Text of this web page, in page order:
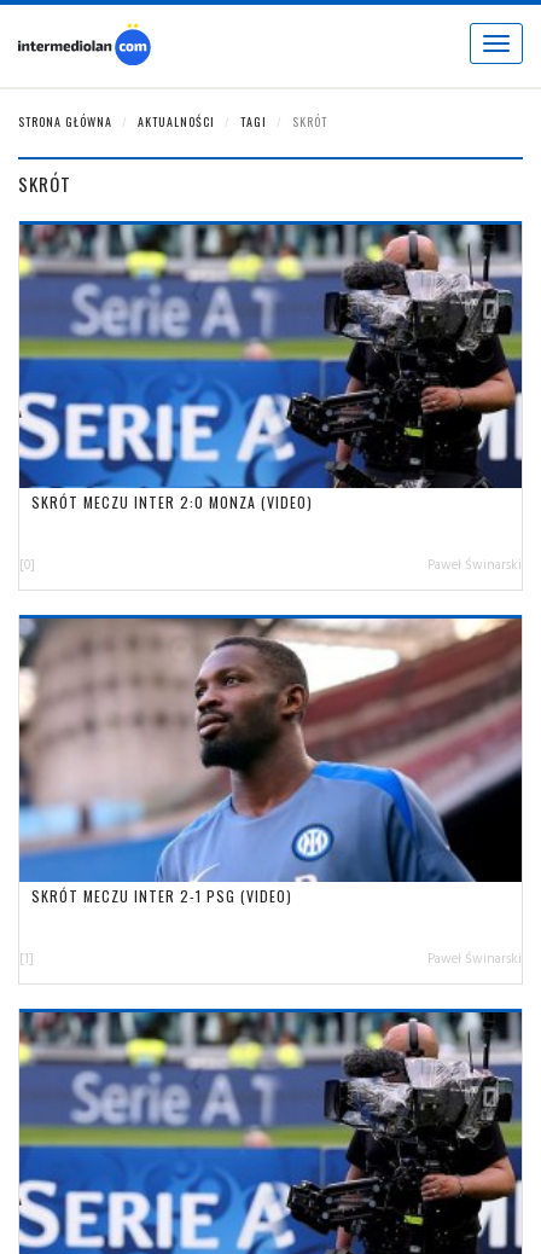
Toggle
STRONA GŁÓWNA AKTUALNOŚCI TAGI SKRÓT
SKRÓT
SKRÓT MECZU INTER 2:0 MONZA (VIDEO)
[0] Paweł Świnarski
SKRÓT MECZU INTER 2-1 PSG (VIDEO)
[1] Paweł Świnarski